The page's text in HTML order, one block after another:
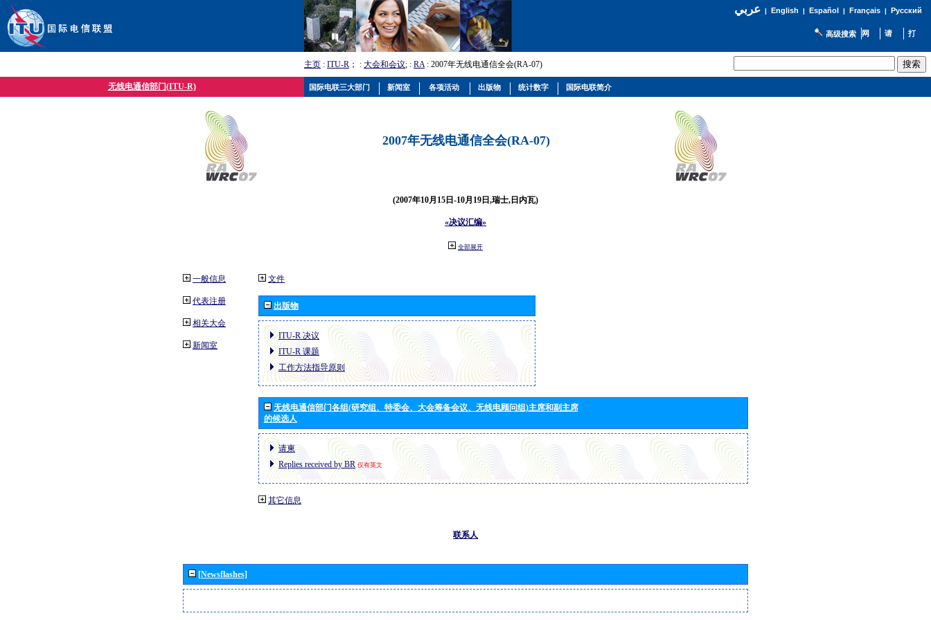
عربي| English | Español | Français| Русский
高级搜索
主页 : ITU-R ； : 大会和会议; : RA: 2007年无线电通信全会(RA-07)
无线电通信部门(ITU-R)
2007年无线电通信全会(RA-07)
(2007年10月15日-10月19日,瑞士,日内瓦)
«决议汇编»
全部展开
一般信息
代表注册
相关大会
新闻室
文件
出版物
ITU-R 决议
ITU-R 课题
工作方法指导原则
无线电通信部门各组(研究组、特委会、大会筹备会议、无线电顾问组)主席和副主席
的候选人
请柬
Replies received by BR 仅有英文
其它信息
联系人
[Newsflashes]
国际电联三大部门 新闻室 各项活动 出版物 统计数字 国际电联简介